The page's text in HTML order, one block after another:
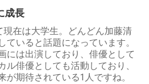
成長
在は大学生。どんどん加藤清
ていると話題になっています。
には出演しており、俳優として
俳優としても活動しており、
期待されている1人ですね。